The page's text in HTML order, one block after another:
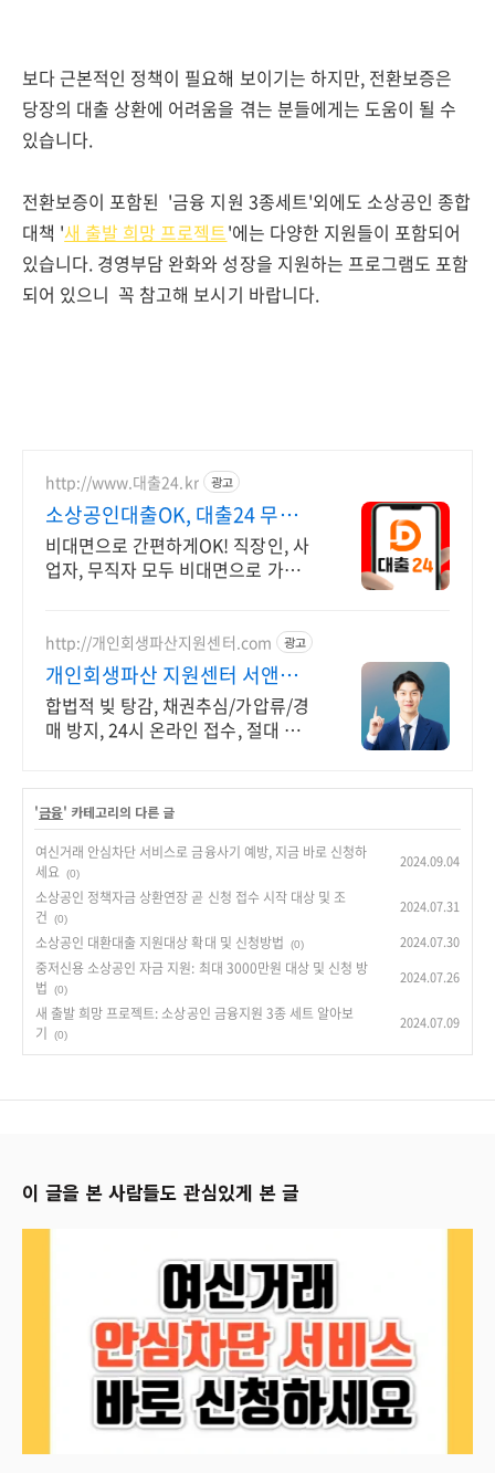
보다 근본적인 정책이 필요해 보이기는 하지만, 전환보증은
당장의 대출 상환에 어려움을 겪는 분들에게는 도움이 될 수
있습니다.
전환보증이 포함된 '금융 지원 3종세트'외에도 소상공인 종합
대책 '새 출발 희망 프로젝트'에는 다양한 지원들이 포함되어
있습니다. 경영부담 완화와 성장을 지원하는 프로그램도 포함
되어 있으니 꼭 참고해 보시기 바랍니다.
http://www.대출24.kr 광고
소상공인대출OK, 대출24 무서류
No신용 대출가능!
비대면으로 간편하게OK! 직장인, 사
업자, 무직자 모두 비대면으로 가능한
http://개인회생파산지원센터.com 광고
개인회생파산 지원센터 서앤율
빚탕감 모든 부채 해결
합법적 빚 탕감, 채권추심/가압류/경
매 방지, 24시 온라인 접수, 절대 비밀
'금융' 카테고리의 다른 글
여신거래 안심차단 서비스로 금융사기 예방, 지금 바로 신청하
세요
(0)
2024.09.04
소상공인 정책자금 상환연장 곧 신청 접수 시작 대상 및 조
건
(0)
2024.07.31
소상공인 대환대출 지원대상 확대 및 신청방법 (0) 2024.07.30
중저신용 소상공인 자금 지원: 최대 3000만원 대상 및 신청 방
법
(0)
2024.07.26
새 출발 희망 프로젝트: 소상공인 금융지원 3종 세트 알아보
기
(0)
2024.07.09
이 글을 본 사람들도 관심있게 본 글